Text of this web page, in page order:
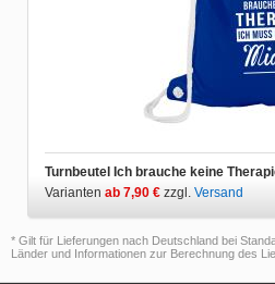
Varianten ab 7,90 € zzgl. Versand
* Gilt für Lieferungen nach Deutschland bei
Länder und Informationen zur Berechnung des